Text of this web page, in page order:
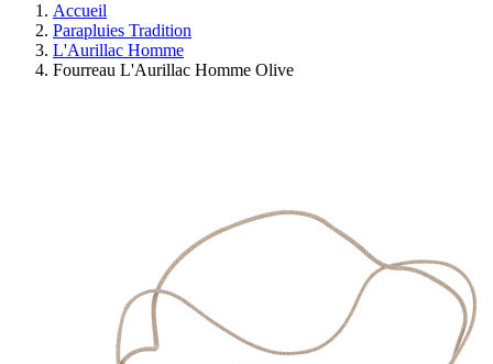
Accueil
Parapluies Tradition
L'Aurillac Homme
Fourreau L'Aurillac Homme Olive